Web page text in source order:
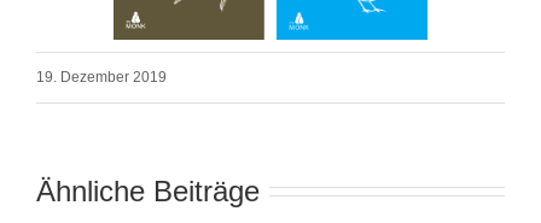
19. Dezember 2019
Ähnliche Beiträge